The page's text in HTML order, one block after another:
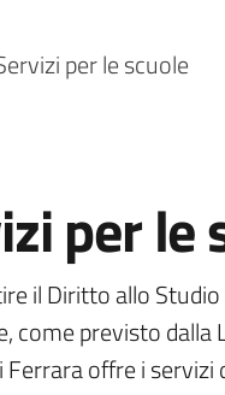
per le scuole
per le
il Diritto allo
come previsto dalla
Ferrara offre i servizi